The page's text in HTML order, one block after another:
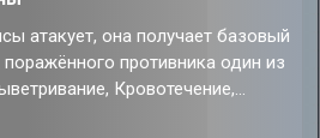
урон может сработать до 8 раз
союзника, и он не может
уменьшается на 1
атакует, она получает базовый
противника один из
Кровотечение,
очередь накладывает тот